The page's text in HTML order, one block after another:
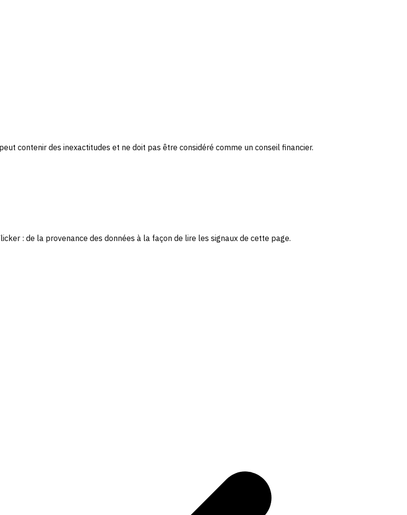
contenir des inexactitudes et ne doit pas être considéré comme un conseil financier.
: de la provenance des données à la façon de lire les signaux de cette page.